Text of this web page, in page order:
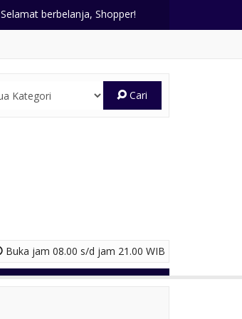
Selamat berbelanja, Shopper!
Cari
Buka jam 08.00 s/d jam 21.00 WIB